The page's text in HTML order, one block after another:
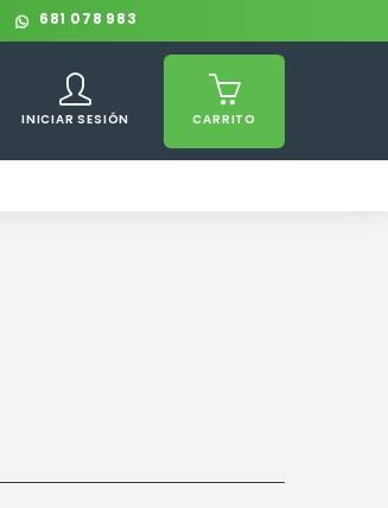
681 078 983
INICIAR SESIÓN CARRITO